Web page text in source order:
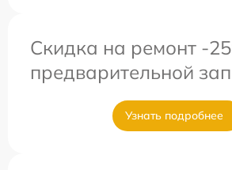
Скидка на ремонт -
предварительной
Узнать подробнее